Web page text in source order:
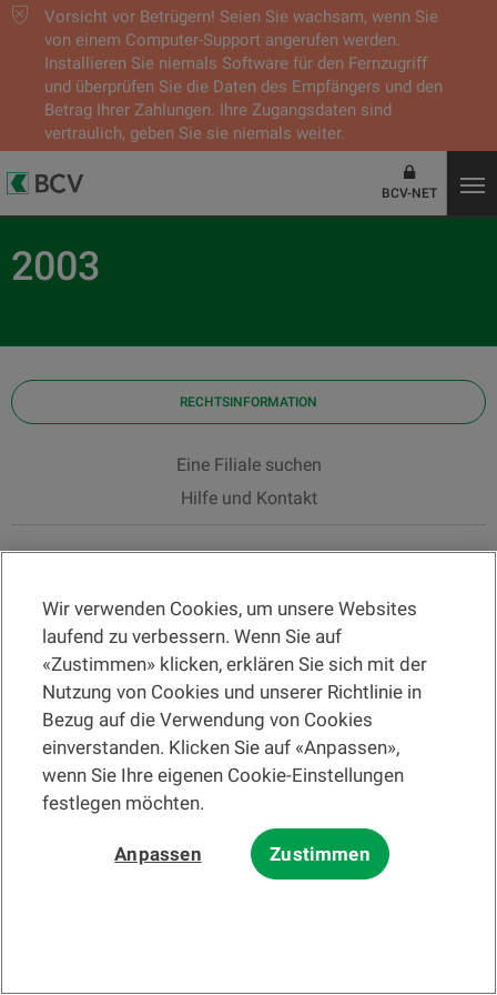
Vorsicht vor Betrügern! Seien Sie wachsam, wenn Sie
von einem Computer-Support angerufen werden.
Installieren Sie niemals Software für den Fernzugriff
und überprüfen Sie die Daten des Empfängers und den
Betrag Ihrer Zahlungen. Ihre Zugangsdaten sind
vertraulich, geben Sie sie niemals weiter.
BCV-NET
Menü wechseln
2003
RECHTSINFORMATION
Eine Filiale suchen
Hilfe und Kontakt
Nutzungsbedingungen der Website
Nutzungsbedingungen der elektronischen Post
Bei den auf dieser Website angebotenen Informationen und/oder
Unterlagen zu Finanzinstrumenten und dienstleistungen im Sinne des
Finanzdienstleistungsgesetzes (FIDLEG) handelt es sich grundsätzlich
um Werbung nach ebenjenem Gesetz.
© 2002-2026 Banque Cantonale Vaudoise, alle Rechte vorbehalten.
Wir verwenden Cookies, um unsere Websites
laufend zu verbessern. Wenn Sie auf
«Zustimmen» klicken, erklären Sie sich mit der
Nutzung von Cookies und unserer Richtlinie in
Bezug auf die Verwendung von Cookies
einverstanden. Klicken Sie auf «Anpassen»,
wenn Sie Ihre eigenen Cookie-Einstellungen
festlegen möchten.
Anpassen Zustimmen